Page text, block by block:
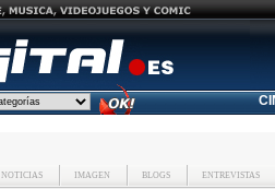
NOTICIAS IMAGEN BLOGS ENTREVISTAS